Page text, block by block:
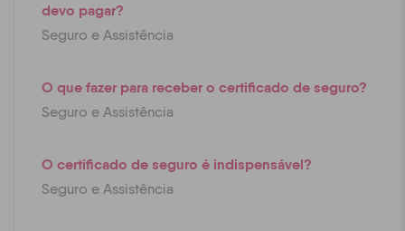
devo pagar?
Seguro e Assistência
O que fazer para receber o certificado de seguro?
Seguro e Assistência
O certificado de seguro é indispensável?
Seguro e Assistência